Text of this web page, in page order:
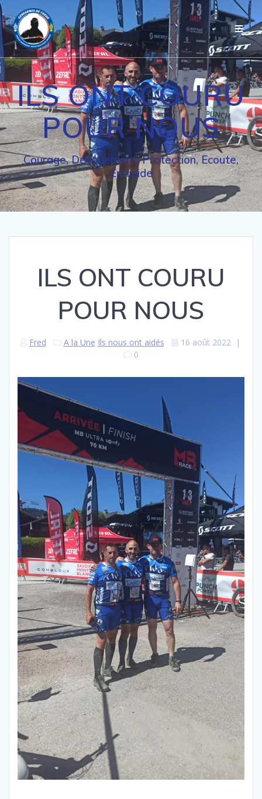
Passer
au
contenu
ILS ONT COURU
POUR NOUS
Courage, Dévouement, Protection, Ecoute,
Entraide
ILS ONT COURU
POUR NOUS
Fred A la Une Ils nous ont aidés 16 août 2022 |
0